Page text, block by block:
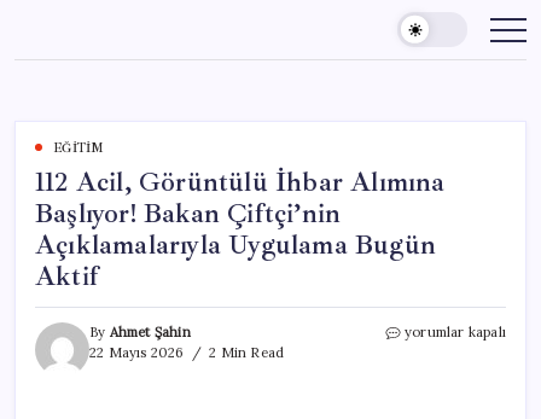
content
EĞITIM
112 Acil, Görüntülü İhbar Alımına
Başlıyor! Bakan Çiftçi’nin
Açıklamalarıyla Uygulama Bugün
Aktif
By Ahmet Şahin
22 Mayıs 2026
2 Min Read
112
yorumlar kapalı